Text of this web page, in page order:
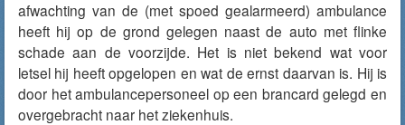
afwachting van de (met spoed gealarmeerd) ambulance
heeft hij op de grond gelegen naast de auto met flinke
schade aan de voorzijde. Het is niet bekend wat voor
letsel hij heeft opgelopen en wat de ernst daarvan is. Hij is
door het ambulancepersoneel op een brancard gelegd en
overgebracht naar het ziekenhuis.